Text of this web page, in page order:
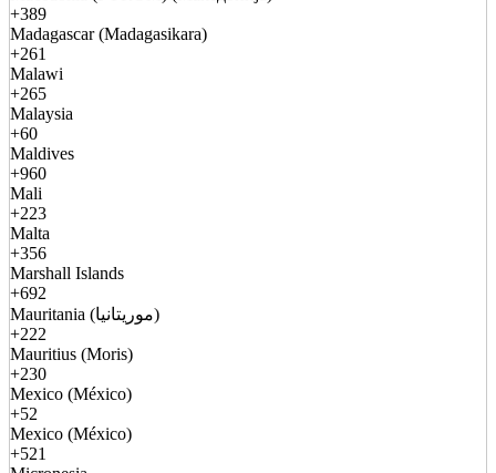
+389
Madagascar (Madagasikara)
+261
Malawi
+265
Malaysia
+60
Maldives
+960
Mali
+223
Malta
+356
Marshall Islands
+692
Mauritania (موريتانيا)
+222
Mauritius (Moris)
+230
Mexico (México)
+52
Mexico (México)
+521